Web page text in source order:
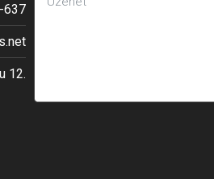
637
12.